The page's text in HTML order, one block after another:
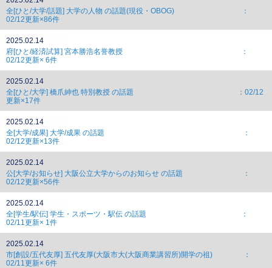
全[ひと/大学/話題] 大学の人物 の話題(現役・OBOG) ：
02/12更新×86件
2025.02.14
府[ひと/経済試算] 宮本勝浩名誉教授 ：
02/12更新× 6件
2025.02.14
全[ひと/大学] 橋爪紳也 特別教授 の話題 ：02/12
更新×17件
2025.02.14
全[大学/成果] 大学/成果 の話題 ：
02/12更新×13件
2025.02.14
公[大学/お知らせ] 大阪公立大学からのお知らせ の話題 ：
02/12更新×56件
2025.02.14
全[学生/駅伝] 学生・スポーツ・駅伝 の話題 ：
02/11更新× 1件
2025.02.14
市[創設/五代友厚] 五代友厚(大阪市大(大阪商業講習所)開学の祖) ：
02/11更新× 6件